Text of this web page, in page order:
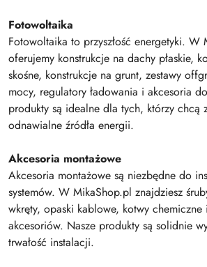
Fotowoltaika
Fotowoltaika to przyszłość energetyki. W
oferujemy konstrukcje na dachy płaskie,
skośne, konstrukcje na grunt, zestawy
mocy, regulatory ładowania i akcesoria
produkty są idealne dla tych, którzy chcą
odnawialne źródła energii.
Akcesoria montażowe
Akcesoria montażowe są niezbędne do
systemów. W MikaShop.pl znajdziesz
wkręty, opaski kablowe, kotwy
akcesoriów. Nasze produkty są solidnie
trwałość instalacji.